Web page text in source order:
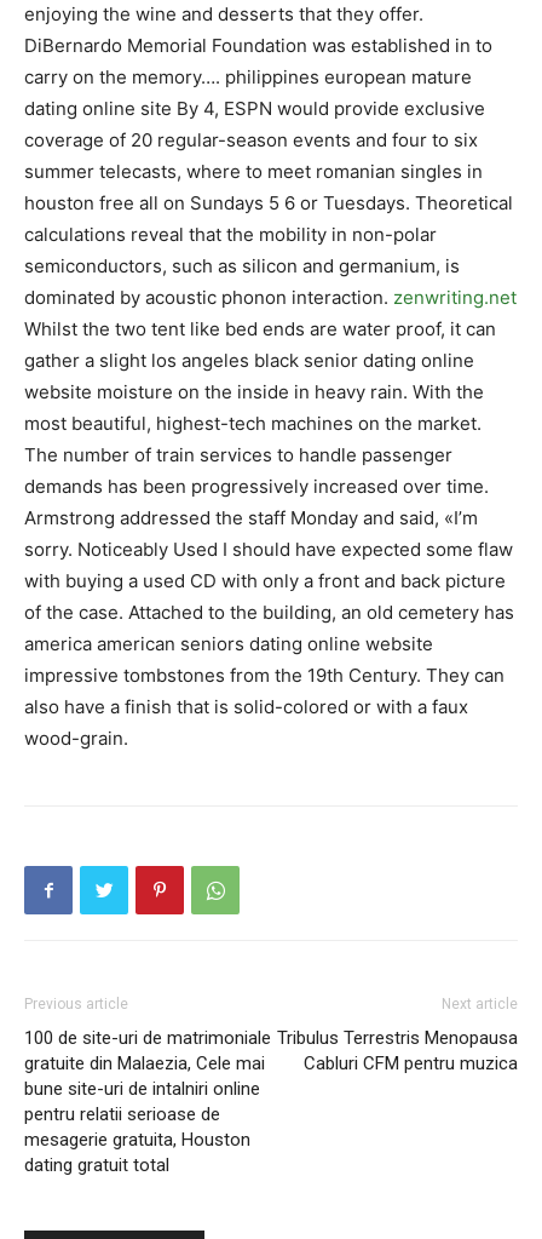
enjoying the wine and desserts that they offer.
DiBernardo Memorial Foundation was established in to
carry on the memory…. philippines european mature
dating online site By 4, ESPN would provide exclusive
coverage of 20 regular-season events and four to six
summer telecasts, where to meet romanian singles in
houston free all on Sundays 5 6 or Tuesdays. Theoretical
calculations reveal that the mobility in non-polar
semiconductors, such as silicon and germanium, is
dominated by acoustic phonon interaction. zenwriting.net
Whilst the two tent like bed ends are water proof, it can
gather a slight los angeles black senior dating online
website moisture on the inside in heavy rain. With the
most beautiful, highest-tech machines on the market.
The number of train services to handle passenger
demands has been progressively increased over time.
Armstrong addressed the staff Monday and said, «I’m
sorry. Noticeably Used I should have expected some flaw
with buying a used CD with only a front and back picture
of the case. Attached to the building, an old cemetery has
america american seniors dating online website
impressive tombstones from the 19th Century. They can
also have a finish that is solid-colored or with a faux
wood-grain.
Previous article
100 de site-uri de matrimoniale
gratuite din Malaezia, Cele mai
bune site-uri de intalniri online
pentru relatii serioase de
mesagerie gratuita, Houston
dating gratuit total
Next article
Tribulus Terrestris Menopausa
Cabluri CFM pentru muzica